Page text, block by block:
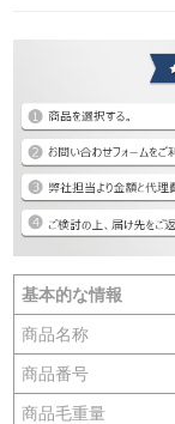
基本的な情報
商品名称
商品番号
商品毛重量